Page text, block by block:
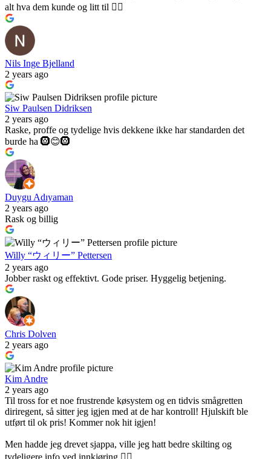
alt hva dem kunde og litt til 👍🏻
Nils Inge Bjelland
2 years ago
Siw Paulsen Didriksen
2 years ago
Raske, proffe og tydelige hvis dekkene ikke har standarden det
burde ha 🛞😊🛞
Duygu Adıyaman
2 years ago
Rask og billig
Willy “ウィリー” Pettersen
2 years ago
Jobber raskt og effektivt. Gode priser. Hyggelig betjening.
Chris Dolven
2 years ago
Kim Andre
2 years ago
Til tross for et noe frustrende køsystem og en tidvis smågretten
diriregent, så sitter jeg igjen med at de har kontroll! Hjulskift ble
utført til ok pris! Kommer nok hit igjen!
Men hadde jeg drevet sjappa, ville jeg hatt bedre skilting og
tydeligere info ved innkjøring 👍🏼